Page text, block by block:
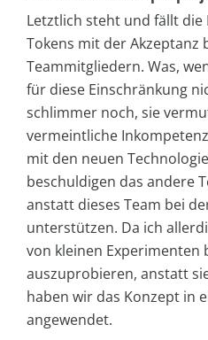
Letztlich steht und fällt die
Tokens mit der Akzeptanz
Teammitgliedern. Was,
für diese Einschränkung
schlimmer noch, sie
vermeintliche
mit den neuen
beschuldigen das andere
anstatt dieses Team bei
unterstützen. Da ich
von kleinen Experimenten
auszuprobieren, anstatt
haben wir das Konzept in
angewendet.